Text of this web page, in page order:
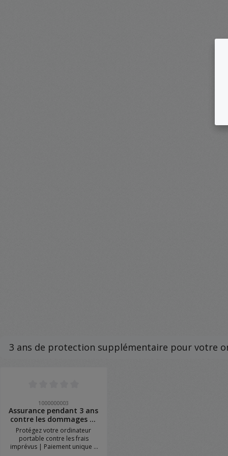
3 ans de protection supplémentaire pour votre
1000000003
Assurance pendant 3 ans
contre les dommages et
le vol
Protégez votre ordinateur
portable contre les frais
imprévus | Paiement unique |